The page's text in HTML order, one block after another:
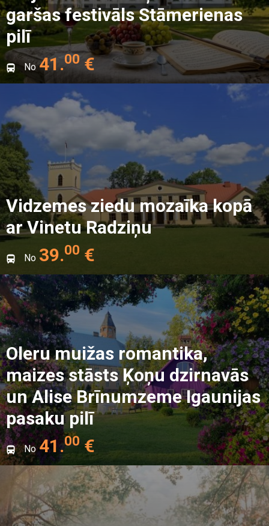
garšas festivāls Stāmerienas
pilī
No 41.00 €
Vidzemes ziedu mozaīka kopā
ar Vinetu Radziņu
No 39.00 €
Oleru muižas romantika,
maizes stāsts Ķoņu dzirnavās
un Alise Brīnumzeme Igaunijas
pasaku pilī
No 41.00 €